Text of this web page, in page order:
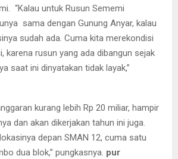
“Kalau untuk Rusun Sememi
sama dengan Gunung Anyar, kalau
sudah ada. Cuma kita merekondisi
karena rusun yang ada dibangun sejak
saat ini dinyatakan tidak layak,”
kurang lebih Rp 20 miliar, hampir
dan akan dikerjakan tahun ini juga.
depan SMAN 12, cuma satu
dua blok,” pungkasnya. pur